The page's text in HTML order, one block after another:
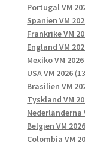
Portugal VM
Spanien VM
Frankrike VM
England VM
Mexiko VM 2026
USA VM 2026
Brasilien VM
Tyskland VM
Nederländerna
Belgien VM 2026
Colombia VM